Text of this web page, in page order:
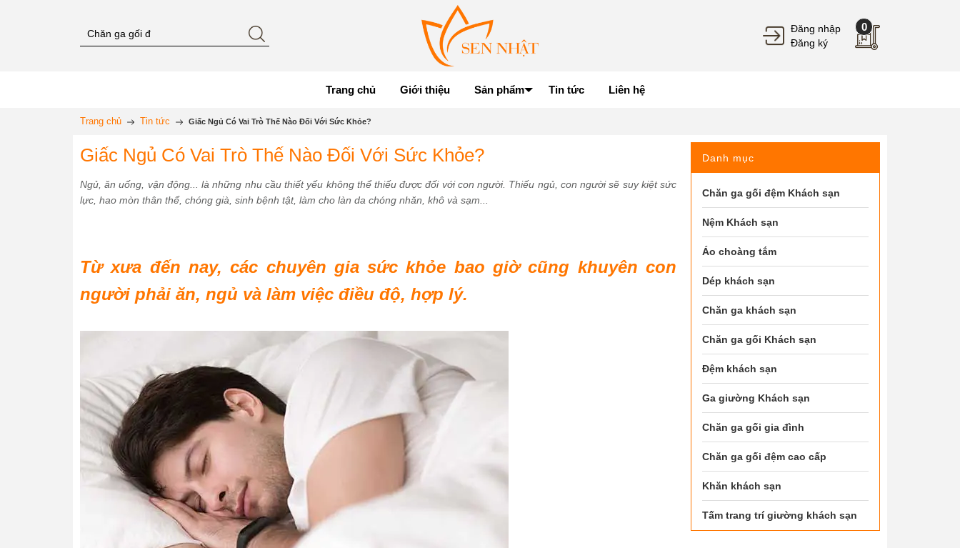
Đăng nhập
Đăng ký
0
Trang chủ Giới thiệu Sản phẩm Tin tức Liên hệ
Trang chủ Tin tức Giấc Ngủ Có Vai Trò Thế Nào Đối Với Sức Khỏe?
Giấc Ngủ Có Vai Trò Thế Nào Đối Với Sức Khỏe?
Ngủ, ăn uống, vận động... là những nhu cầu thiết yếu không thể thiếu được đối với con người. Thiếu ngủ, con người sẽ suy kiệt sức
lực, hao mòn thân thể, chóng già, sinh bệnh tật, làm cho làn da chóng nhăn, khô và sạm...
Từ xưa đến nay, các chuyên gia sức khỏe bao giờ cũng khuyên con
người phải ăn, ngủ và làm việc điều độ, hợp lý.
Danh mục
Chăn ga gối đệm Khách sạn
Nệm Khách sạn
Áo choàng tắm
Dép khách sạn
Chăn ga khách sạn
Chăn ga gối Khách sạn
Đệm khách sạn
Ga giường Khách sạn
Chăn ga gối gia đình
Chăn ga gối đệm cao cấp
Khăn khách sạn
Tấm trang trí giường khách sạn